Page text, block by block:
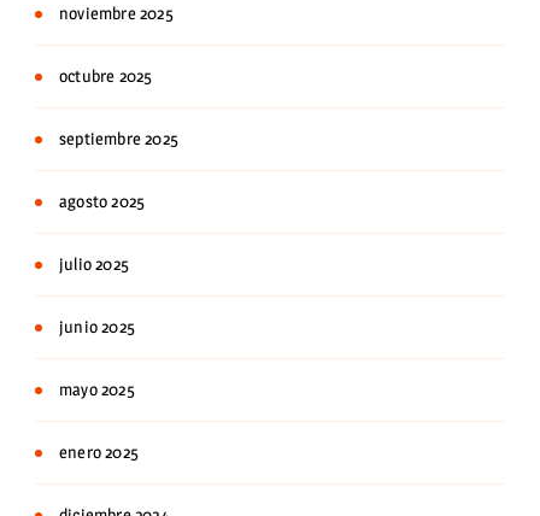
noviembre 2025
octubre 2025
septiembre 2025
agosto 2025
julio 2025
junio 2025
mayo 2025
enero 2025